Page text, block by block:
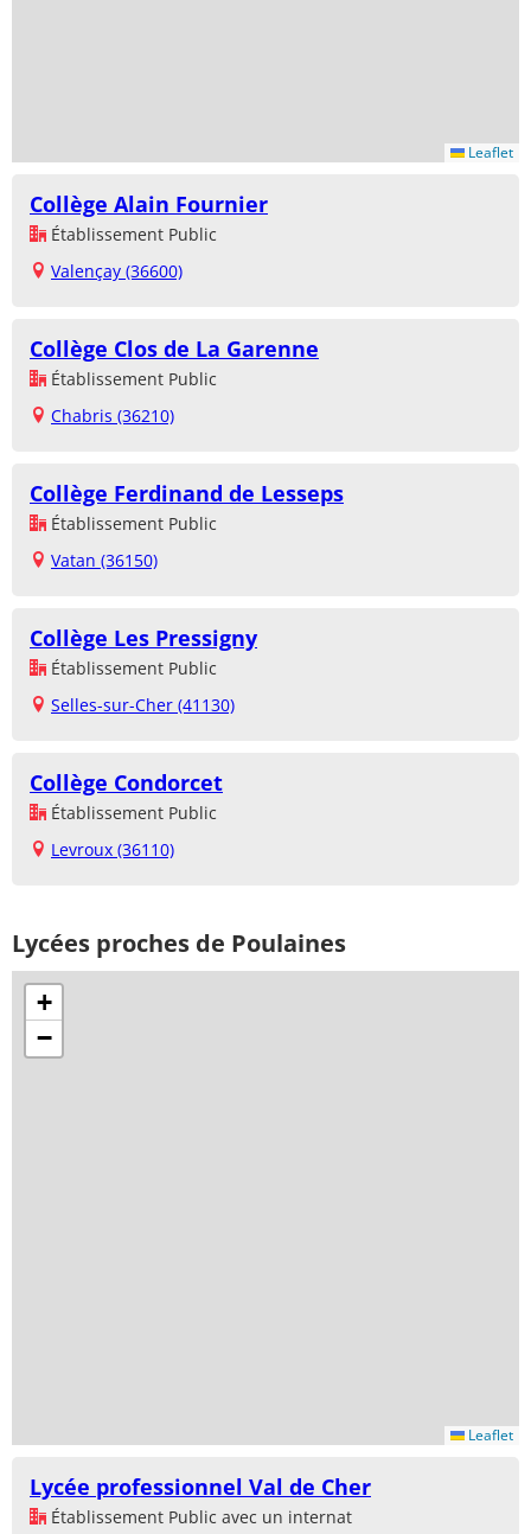
Leaflet
Collège Alain Fournier
Établissement Public
Valençay (36600)
Collège Clos de La Garenne
Établissement Public
Chabris (36210)
Collège Ferdinand de Lesseps
Établissement Public
Vatan (36150)
Collège Les Pressigny
Établissement Public
Selles-sur-Cher (41130)
Collège Condorcet
Établissement Public
Levroux (36110)
Lycées proches de Poulaines
+
−
Leaflet
Lycée professionnel Val de Cher
Établissement Public avec un internat